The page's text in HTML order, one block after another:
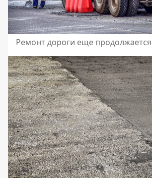
Ремонт дороги еще продолжается